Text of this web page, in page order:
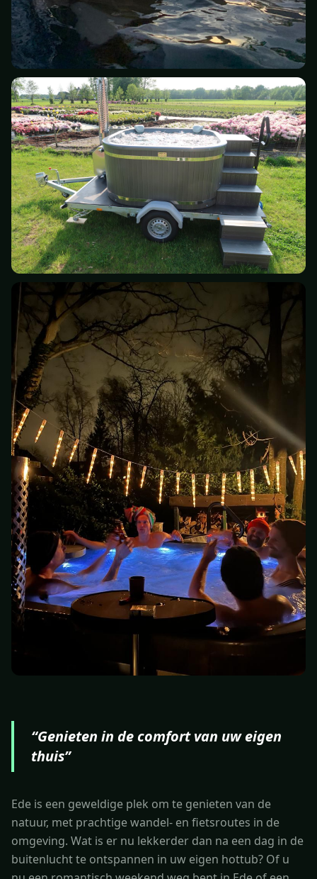
“Genieten in de comfort van uw eigen
thuis”
Ede is een geweldige plek om te genieten van de
natuur, met prachtige wandel- en fietsroutes in de
omgeving. Wat is er nu lekkerder dan na een dag in de
buitenlucht te ontspannen in uw eigen hottub? Of u